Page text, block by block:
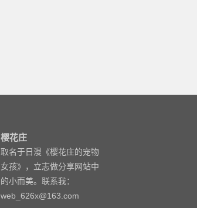
樱花庄
取名于日漫《樱花庄的宠物
女孩》，立志做分享网站中
的小而美。联系我：
web_626x@163.com